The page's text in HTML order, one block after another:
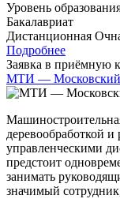
Уровень
Бакалавриат
Дистанционная
Подробнее
Заявка в приёмную
МТИ — Московский
деревообработкой
управленческими
предстоит
занимать
значимый